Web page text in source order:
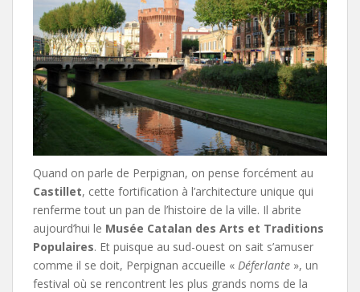
Quand on parle de Perpignan, on pense forcément au
Castillet, cette fortification à l’architecture unique qui
renferme tout un pan de l’histoire de la ville. Il abrite
aujourd’hui le Musée Catalan des Arts et Traditions
Populaires. Et puisque au sud-ouest on sait s’amuser
comme il se doit, Perpignan accueille « Déferlante », un
festival où se rencontrent les plus grands noms de la